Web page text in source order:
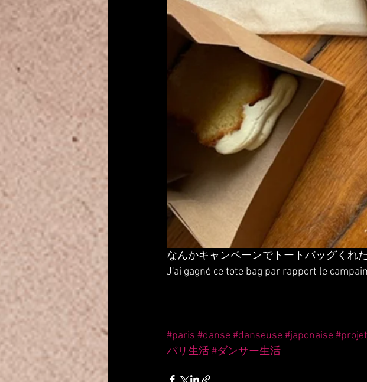
なんかキャンペーンでトートバッグくれ
J'ai gagné ce tote bag par rapport le
#paris #danse #danseuse #japonaise #projet
パリ生活#ダンサー生活